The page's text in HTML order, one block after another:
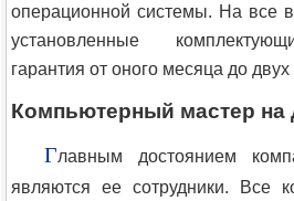
операционной системы. На все
установленные
гарантия от оного месяца до двух
Компьютерный мастер
Главным достоянием
являются ее сотрудники. Все